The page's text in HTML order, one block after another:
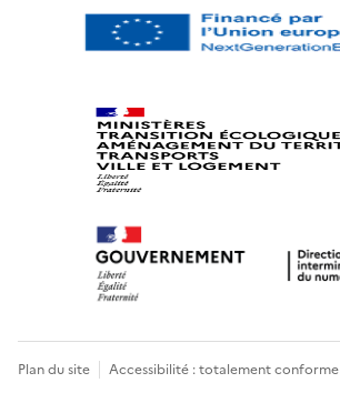
Plan du site Accessibilité : totalement conforme